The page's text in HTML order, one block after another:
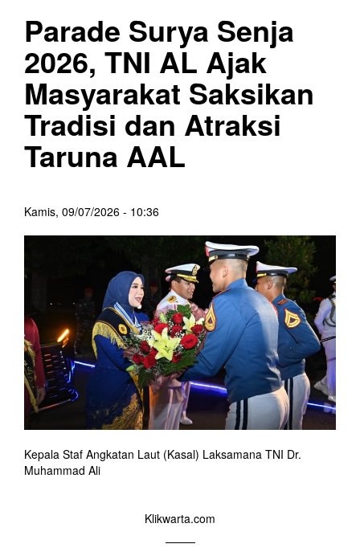
Parade Surya Senja
2026, TNI AL Ajak
Masyarakat Saksikan
Tradisi dan Atraksi
Taruna AAL
Kamis, 09/07/2026 - 10:36
Kepala Staf Angkatan Laut (Kasal) Laksamana TNI Dr.
Muhammad Ali
Klikwarta.com